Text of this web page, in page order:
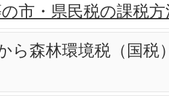
市・県民税の課税
ら森林環境税（国税